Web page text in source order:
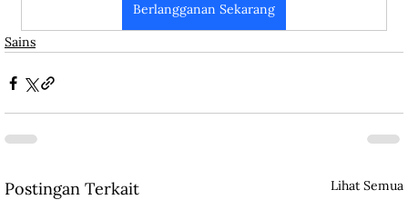
Berlangganan Sekarang
Sains
Postingan Terkait Lihat Semua